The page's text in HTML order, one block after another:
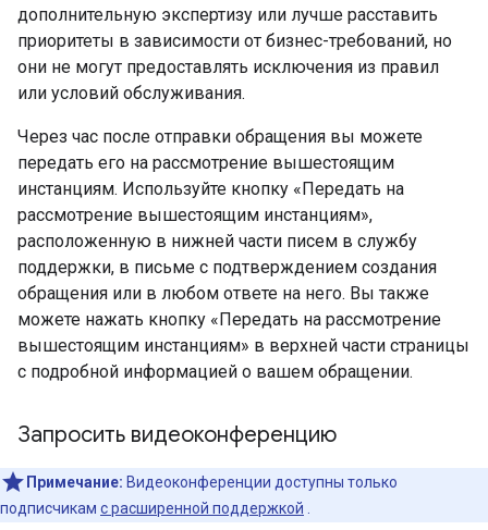
дополнительную экспертизу или лучше расставить
приоритеты в зависимости от бизнес-требований, но
они не могут предоставлять исключения из правил
или условий обслуживания.
Через час после отправки обращения вы можете
передать его на рассмотрение вышестоящим
инстанциям. Используйте кнопку «Передать на
рассмотрение вышестоящим инстанциям»,
расположенную в нижней части писем в службу
поддержки, в письме с подтверждением создания
обращения или в любом ответе на него. Вы также
можете нажать кнопку «Передать на рассмотрение
вышестоящим инстанциям» в верхней части страницы
с подробной информацией о вашем обращении.
Запросить видеоконференцию
Примечание: Видеоконференции доступны только
подписчикам с расширенной поддержкой